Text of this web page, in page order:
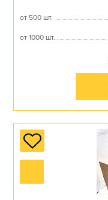
от 500 шт.
от 1000 шт.